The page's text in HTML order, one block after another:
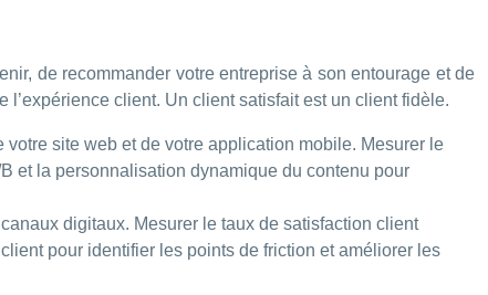
de recommander votre entreprise à son entourage et de
l’expérience client. Un client satisfait est un client fidèle.
site web et de votre application mobile. Mesurer le
et la personnalisation dynamique du contenu pour
digitaux. Mesurer le taux de satisfaction client
pour identifier les points de friction et améliorer les